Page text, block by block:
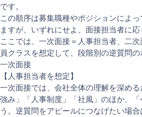
です。
この順序は募集職種やポジションによ
ますが、いずれにせよ、面接担当者に
ここでは、一次面接＝人事担当者、二
員クラスを想定して、段階別の逆質問の
一次面接
【人事担当者を想定】
一次面接では、会社全体の理解を深め
強み」「人事制度」「社風」のほか、
う。逆質問をアピールにつなげたい場